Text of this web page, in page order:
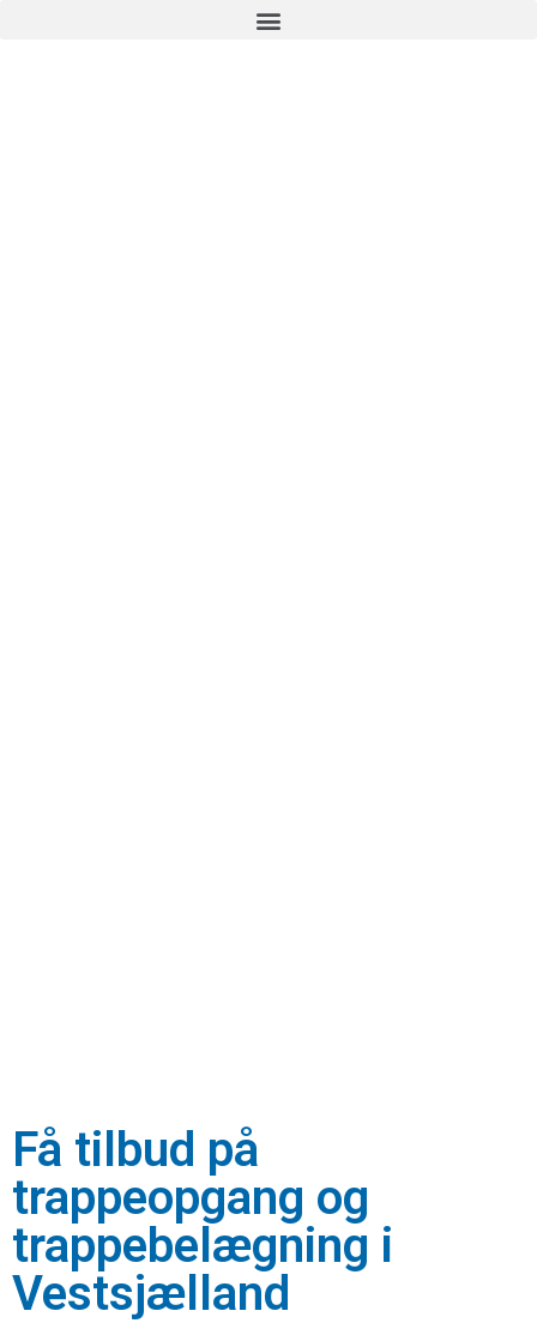
Få tilbud på
trappeopgang og
trappebelægning i
Vestsjælland